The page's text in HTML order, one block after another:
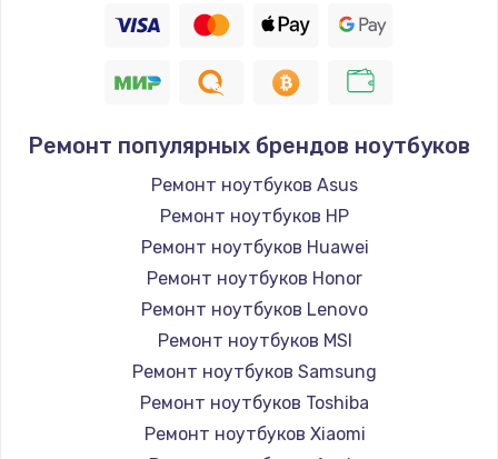
Ремонт популярных брендов ноутбуков
Ремонт ноутбуков Asus
Ремонт ноутбуков HP
Ремонт ноутбуков Huawei
Ремонт ноутбуков Honor
Ремонт ноутбуков Lenovo
Ремонт ноутбуков MSI
Ремонт ноутбуков Samsung
Ремонт ноутбуков Toshiba
Ремонт ноутбуков Xiaomi